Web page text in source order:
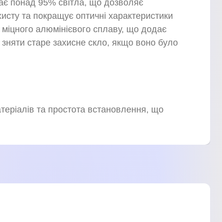
понад 95% світла, що дозволяє
та покращує оптичні характеристики
міцного алюмінієвого сплаву, що додає
зняти старе захисне скло, якщо воно було
та простота встановлення, що